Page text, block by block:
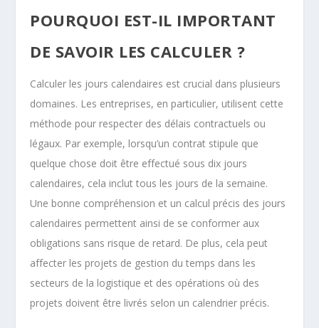
POURQUOI EST-IL IMPORTANT
DE SAVOIR LES CALCULER ?
Calculer les jours calendaires est crucial dans plusieurs
domaines. Les entreprises, en particulier, utilisent cette
méthode pour respecter des délais contractuels ou
légaux. Par exemple, lorsqu’un contrat stipule que
quelque chose doit être effectué sous dix jours
calendaires, cela inclut tous les jours de la semaine.
Une bonne compréhension et un calcul précis des jours
calendaires permettent ainsi de se conformer aux
obligations sans risque de retard. De plus, cela peut
affecter les projets de gestion du temps dans les
secteurs de la logistique et des opérations où des
projets doivent être livrés selon un calendrier précis.